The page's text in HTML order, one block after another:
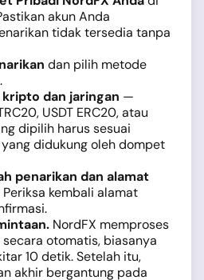
akun Anda
tidak tersedia tanpa
dan pilih metode
dan jaringan —
USDT ERC20, atau
dipilih harus sesuai
didukung oleh dompet
penarikan dan alamat
Periksa kembali alamat
NordFX memproses
otomatis, biasanya
10 detik. Setelah itu,
akhir bergantung pada